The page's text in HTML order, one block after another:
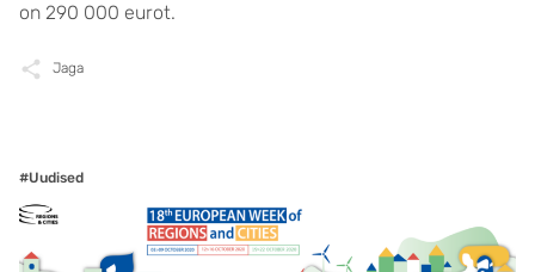
on 290 000 eurot.
Jaga
#Uudised